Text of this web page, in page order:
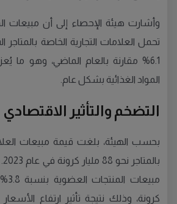
وأشارت هيئة الإحصاء إلى أن مبيعات
تحمل العلامات التجارية الخاصة
6.1% مقارنة بالعام الماضي، وهو ما
المواد الغذائية بشكل عام.
التضخم والتأثير الاقتصادي
بحسب الهيئة، بلغت قيمة مبيعات
كرونة، وذلك نتيجة تأثير ارتفاع